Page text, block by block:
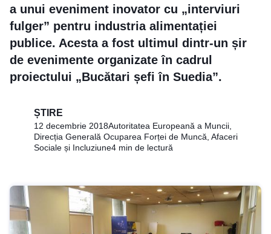
a unui eveniment inovator cu „interviuri
fulger” pentru industria alimentației
publice. Acesta a fost ultimul dintr-un șir
de evenimente organizate în cadrul
proiectului „Bucătari șefi în Suedia”.
ȘTIRE
12 decembrie 2018Autoritatea Europeană a Muncii,
Direcția Generală Ocuparea Forței de Muncă, Afaceri
Sociale și Incluziune4 min de lectură